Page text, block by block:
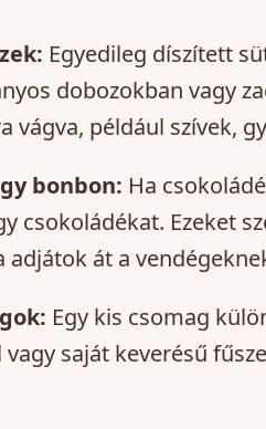
Egyedileg díszített
dobozokban vagy
vágva, például szívek,
bonbon: Ha
csokoládékat. Ezeket
adjátok át a
Egy kis csomag
saját keverésű